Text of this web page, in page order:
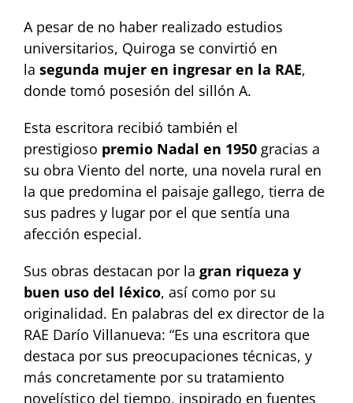
A pesar de no haber realizado estudios
universitarios, Quiroga se convirtió en
la segunda mujer en ingresar en la RAE,
donde tomó posesión del sillón A.
Esta escritora recibió también el
prestigioso premio Nadal en 1950 gracias a
su obra Viento del norte, una novela rural en
la que predomina el paisaje gallego, tierra de
sus padres y lugar por el que sentía una
afección especial.
Sus obras destacan por la gran riqueza y
buen uso del léxico, así como por su
originalidad. En palabras del ex director de la
RAE Darío Villanueva: “Es una escritora que
destaca por sus preocupaciones técnicas, y
más concretamente por su tratamiento
novelístico del tiempo, inspirado en fuentes